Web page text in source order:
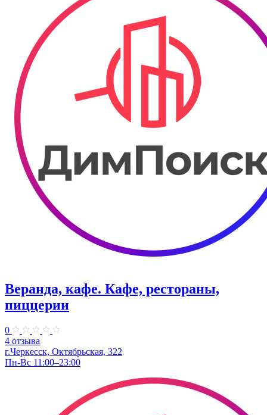
Веранда, кафе. Кафе, рестораны,
пиццерии
0
4 отзыва
г.Черкесск, Октябрьская, 322
Пн-Вс 11:00–23:00